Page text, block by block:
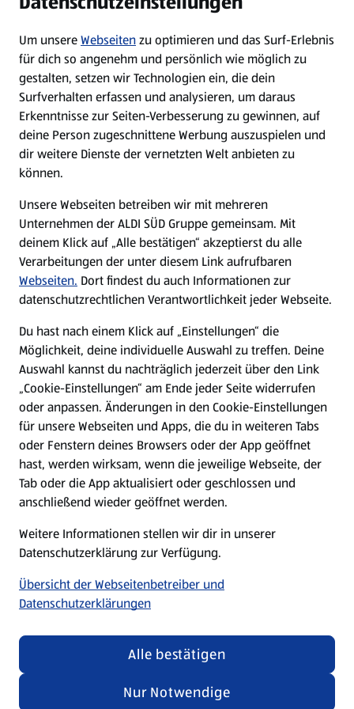
WhatsApp
Über ALDI SÜD
Filialen
Nachhaltigkeit
Karriere
Presse
Hilfe & Kontakt
(öffnet in einem neuen Tab)
Unternehmen
Folge uns hier:
Datenschutz- und Richtlinienmenü
Cookie-Einstellungen
Impressum
Nutzungsbedingungen
Security Policy
Um unsereWebseitenzu optimieren und das Surf-Erlebnis
für dich so angenehm und persönlich wie möglich zu
gestalten, setzen wir Technologien ein, die dein
Surfverhalten erfassen und analysieren, um daraus
Erkenntnisse zur Seiten-Verbesserung zu gewinnen, auf
deine Person zugeschnittene Werbung auszuspielen und
dir weitere Dienste der vernetzten Welt anbieten zu
können.
Unsere Webseiten betreiben wir mit mehreren
Unternehmen der ALDI SÜD Gruppe gemeinsam. Mit
deinem Klick auf „Alle bestätigen“ akzeptierst du alle
Verarbeitungen der unter diesem Link aufrufbaren
Webseiten. Dort findest du auch Informationen zur
datenschutzrechtlichen Verantwortlichkeit jeder Webseite.
Du hast nach einem Klick auf „Einstellungen“ die
Möglichkeit, deine individuelle Auswahl zu treffen. Deine
Auswahl kannst du nachträglich jederzeit über den Link
„Cookie-Einstellungen“ am Ende jeder Seite widerrufen
oder anpassen. Änderungen in den Cookie-Einstellungen
für unsere Webseiten und Apps, die du in weiteren Tabs
oder Fenstern deines Browsers oder der App geöffnet
hast, werden wirksam, wenn die jeweilige Webseite, der
Tab oder die App aktualisiert oder geschlossen und
anschließend wieder geöffnet werden.
Weitere Informationen stellen wir dir in unserer
Datenschutzerklärung zur Verfügung.
Übersicht der Webseitenbetreiber und
Datenschutzerklärungen
Nur Notwendige
Alle bestätigen